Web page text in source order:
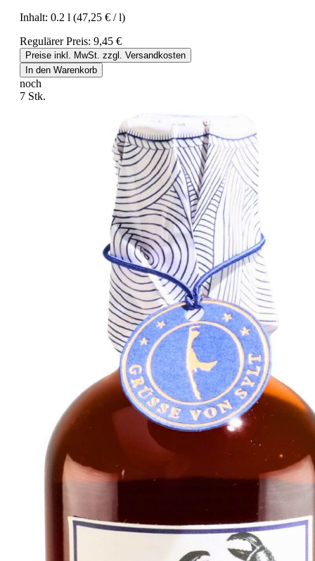
Inhalt: 0.2 l (47,25 € / l)
Regulärer Preis: 9,45 €
Preise inkl. MwSt. zzgl. Versandkosten
In den Warenkorb
noch
7 Stk.